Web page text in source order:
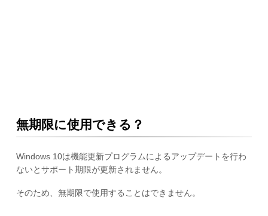
無期限に使用できる？
Windows 10は機能更新プログラムによるアップデートを行わ
ないとサポート期限が更新されません。
そのため、無期限で使用することはできません。